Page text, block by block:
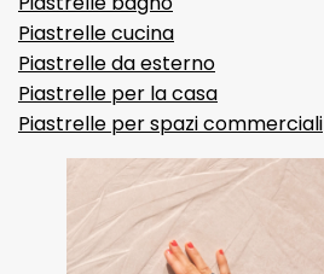
Piastrelle cucina
Piastrelle da esterno
Piastrelle per la casa
Piastrelle per spazi commerciali